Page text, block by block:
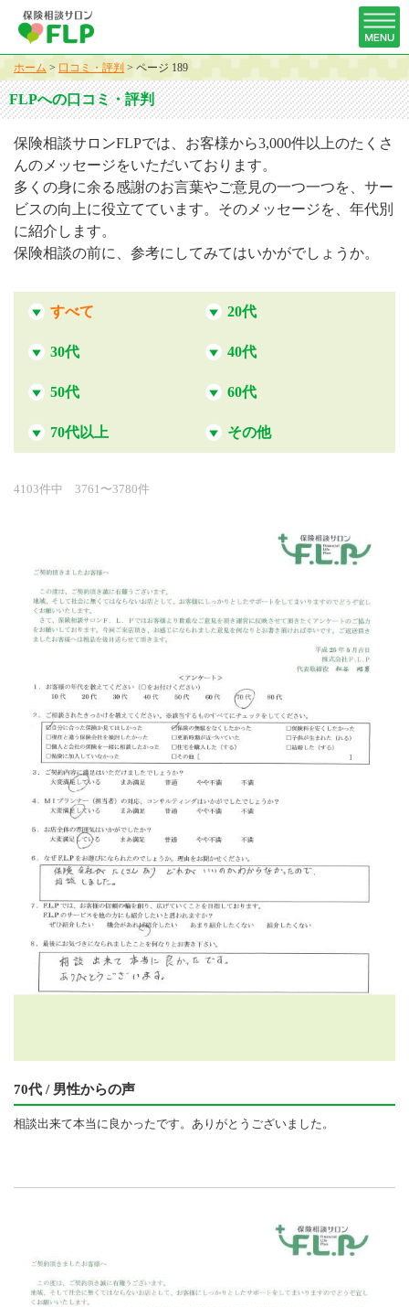
ホーム > 口コミ・評判 > ページ 189
FLPへの口コミ・評判
保険相談サロンFLPでは、お客様から3,000件以上のたくさ
んのメッセージをいただいております。
多くの身に余る感謝のお言葉やご意見の一つ一つを、サー
ビスの向上に役立てています。そのメッセージを、年代別
に紹介します。
保険相談の前に、参考にしてみてはいかがでしょうか。
すべて 20代
30代 40代
50代 60代
70代以上 その他
4103件中 3761〜3780件
70代 / 男性からの声
相談出来て本当に良かったです。ありがとうございました。